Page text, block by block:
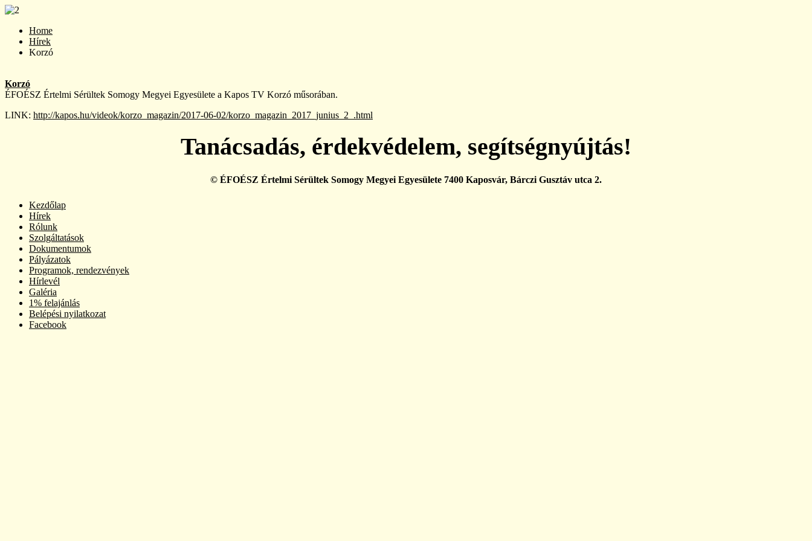
Home
Hírek
Korzó
Korzó
ÉFOÉSZ Értelmi Sérültek Somogy Megyei Egyesülete a Kapos TV Korzó műsorában.
LINK: http://kapos.hu/videok/korzo_magazin/2017-06-02/korzo_magazin_2017_junius_2_.html
Tanácsadás, érdekvédelem, segítségnyújtás!
© ÉFOÉSZ Értelmi Sérültek Somogy Megyei Egyesülete 7400 Kaposvár, Bárczi Gusztáv utca 2.
Kezdőlap
Hírek
Rólunk
Szolgáltatások
Dokumentumok
Pályázatok
Programok, rendezvények
Hírlevél
Galéria
1% felajánlás
Belépési nyilatkozat
Facebook